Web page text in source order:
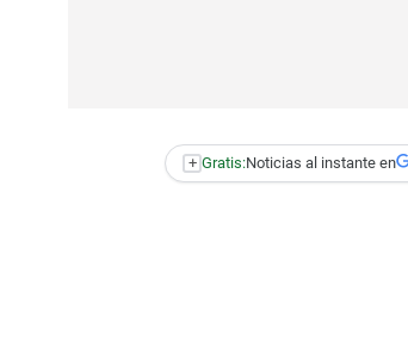
+ Gratis:Noticias al instante en